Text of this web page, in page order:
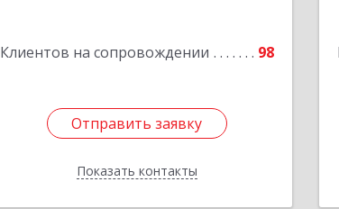
Клиентов на сопровождении 98
Отправить заявку
Показать контакты
Подробнее
Отправить заявку
Назад